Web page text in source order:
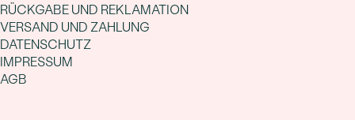
RÜCKGABE UND REKLAMATION
VERSAND UND ZAHLUNG
DATENSCHUTZ
IMPRESSUM
AGB